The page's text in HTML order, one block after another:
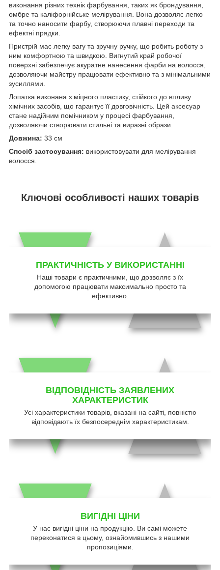
виконання різних технік фарбування, таких як брондування,
омбре та каліфорнійське мелірування. Вона дозволяє легко
та точно наносити фарбу, створюючи плавні переходи та
ефектні прядки.
Пристрій має легку вагу та зручну ручку, що робить роботу з
ним комфортною та швидкою. Вигнутий край робочої
поверхні забезпечує акуратне нанесення фарби на волосся,
дозволяючи майстру працювати ефективно та з мінімальними
зусиллями.
Лопатка виконана з міцного пластику, стійкого до впливу
хімічних засобів, що гарантує її довговічність. Цей аксесуар
стане надійним помічником у процесі фарбування,
дозволяючи створювати стильні та виразні образи.
Довжина: 33 см
Спосіб застосування: використовувати для мелірування
волосся.
Ключові особливості наших товарів
ПРАКТИЧНІСТЬ У ВИКОРИСТАННІ
Наші товари є практичними, що дозволяє з їх
допомогою працювати максимально просто та
ефективно.
ВІДПОВІДНІСТЬ ЗАЯВЛЕНИХ
ХАРАКТЕРИСТИК
Усі характеристики товарів, вказані на сайті, повністю
відповідають їх безпосереднім характеристикам.
ВИГІДНІ ЦІНИ
У нас вигідні ціни на продукцію. Ви самі можете
переконатися в цьому, ознайомившись з нашими
пропозиціями.